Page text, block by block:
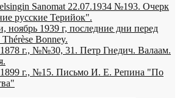
Sanomat 22.07.1934 №193. Очерк
русские Терийок".
ноябрь 1939 г, последние дни перед
Bonney.
г., №№30, 31. Петр Гнедич. Валаам.
г., №15. Письмо И. Е. Репина "По